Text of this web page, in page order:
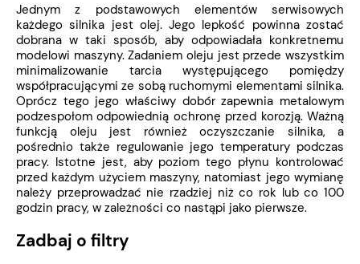
Jednym z podstawowych elementów serwisowych
każdego silnika jest olej. Jego lepkość powinna zostać
dobrana w taki sposób, aby odpowiadała konkretnemu
modelowi maszyny. Zadaniem oleju jest przede wszystkim
minimalizowanie tarcia występującego pomiędzy
współpracującymi ze sobą ruchomymi elementami silnika.
Oprócz tego jego właściwy dobór zapewnia metalowym
podzespołom odpowiednią ochronę przed korozją. Ważną
funkcją oleju jest również oczyszczanie silnika, a
pośrednio także regulowanie jego temperatury podczas
pracy. Istotne jest, aby poziom tego płynu kontrolować
przed każdym użyciem maszyny, natomiast jego wymianę
należy przeprowadzać nie rzadziej niż co rok lub co 100
godzin pracy, w zależności co nastąpi jako pierwsze.
Zadbaj o filtry